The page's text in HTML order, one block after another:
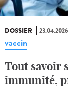
DOSSIER 23.04.2026
vaccin
Tout savoir
immunité,